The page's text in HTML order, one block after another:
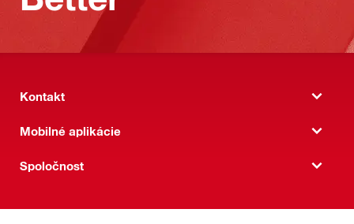
Kontakt
Mobilné aplikácie
Spoločnost